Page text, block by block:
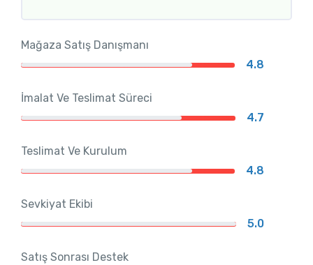
Mağaza Satış Danışmanı
4.8
İmalat Ve Teslimat Süreci
4.7
Teslimat Ve Kurulum
4.8
Sevkiyat Ekibi
5.0
Satış Sonrası Destek